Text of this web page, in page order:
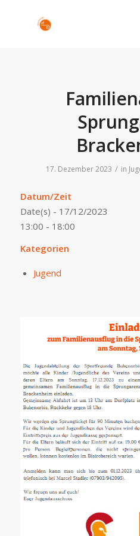
17. Dezember 2023 / in
Datum/Zeit
Date(s) - 17/12/2023
13:00 - 18:00
Kategorien
Jugend